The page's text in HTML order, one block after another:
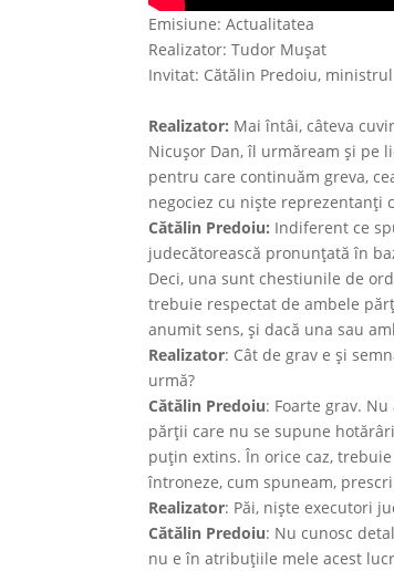
Emisiune: Actualitatea
Realizator: Tudor Muşat
Invitat: Cătălin Predoiu,
Realizator: Mai întâi, câteva
Nicuşor Dan, îl urmăream şi pe
pentru care continuăm greva,
negociez cu nişte reprezentanţi
Cătălin Predoiu: Indiferent ce
judecătorească pronunţată în
Deci, una sunt chestiunile de
trebuie respectat de ambele
anumit sens, și dacă una sau
Realizator: Cât de grav e şi
urmă?
Cătălin Predoiu: Foarte grav.
părţii care nu se supune
puţin extins. În orice caz,
întroneze, cum spuneam,
Realizator: Păi, nişte executori
Cătălin Predoiu: Nu cunosc
nu e în atribuţiile mele acest